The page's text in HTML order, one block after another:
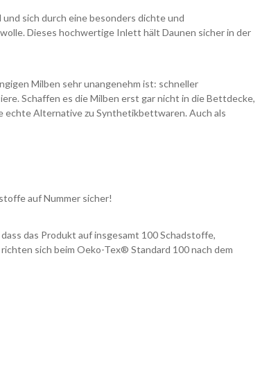
sich durch eine besonders dichte und
Dieses hochwertige Inlett hält Daunen sicher in der
Milben sehr unangenehm ist: schneller
Schaffen es die Milben erst gar nicht in die Bettdecke,
echte Alternative zu Synthetikbettwaren. Auch als
auf Nummer sicher!
das Produkt auf insgesamt 100 Schadstoffe,
sich beim Oeko-Tex® Standard 100 nach dem